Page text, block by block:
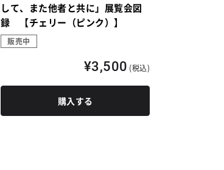
して、また他者と共に」展覧会図
録 【チェリー（ピンク）】
販売中
¥3,500 (税込)
購入する